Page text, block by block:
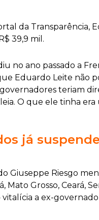
da Transparência,
39,9 mil.
no ano passado a
Eduardo Leite não
teriam
O que ele tinha
já
Giuseppe Riesgo
Mato Grosso, Ceará,
a ex-